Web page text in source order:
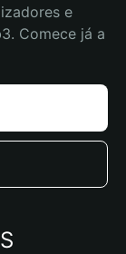
e
Comece já a